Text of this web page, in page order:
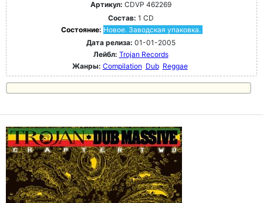
Артикул: CDVP 462269
Состав: 1 CD
Состояние: Новое. Заводская упаковка.
Дата релиза: 01-01-2005
Лейбл: Trojan Records
Жанры: Compilation Dub Reggae